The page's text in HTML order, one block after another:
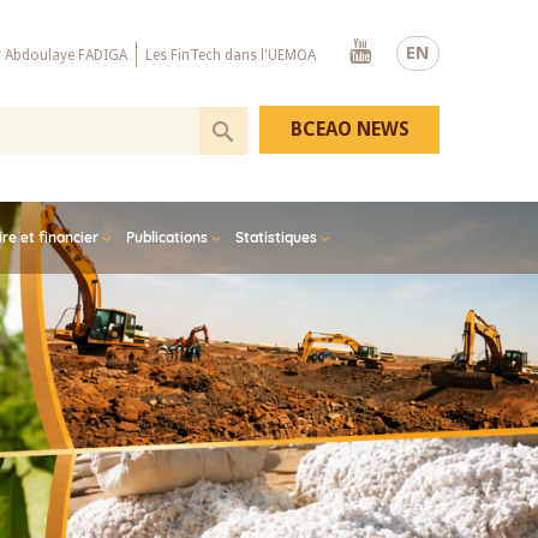
EN
Abdoulaye FADIGA Les FinTech dans l'UEMOA
Youtube
et financier Publications Statistiques
BCEAO NEWS